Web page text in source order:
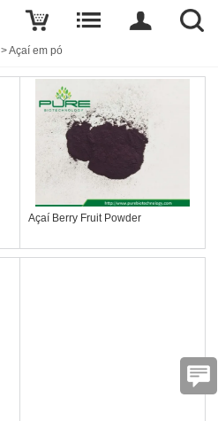
>Açaí em pó
Açaí Berry Fruit Powder